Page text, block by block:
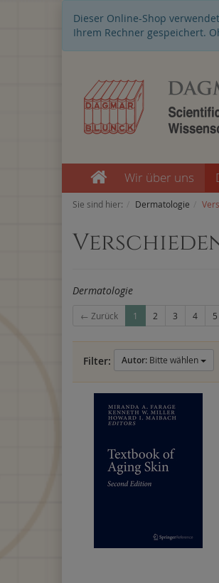
Dieser Online-Shop
Ihrem Rechner gespeichert.
Wir über uns
Sie sind hier: Dermatologie
Dermatologie
← Zurück 1 2 3 4 5
Filter: Autor: Bitte wählen